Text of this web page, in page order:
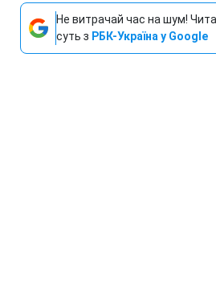
Не витрачай час на шум!
суть з РБК-Україна у Google